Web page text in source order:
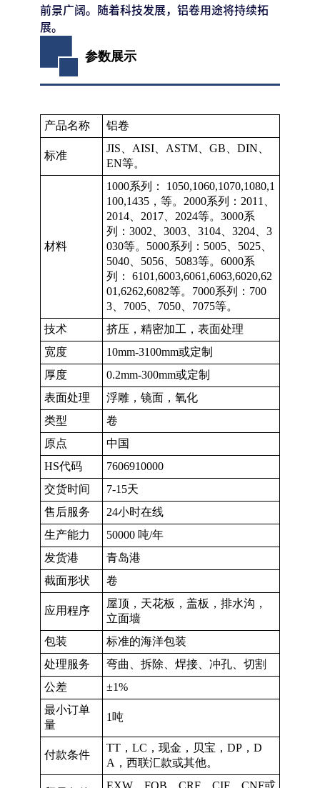
前景广阔。随着科技发展，铝卷用途将持续拓
展。
参数展示
产品名称 铝卷
标准
JIS、AISI、ASTM、GB、DIN、
EN等。
材料
1000系列： 1050,1060,1070,1080,1
100,1435，等。2000系列：2011、
2014、2017、2024等。3000系
列：3002、3003、3104、3204、3
030等。5000系列：5005、5025、
5040、5056、5083等。6000系
列： 6101,6003,6061,6063,6020,62
01,6262,6082等。7000系列：700
3、7005、7050、7075等。
技术
挤压，精密加工，表面处理
宽度
10mm-3100mm或定制
厚度
0.2mm-300mm或定制
表面处理
浮雕，镜面，氧化
类型
卷
原点
中国
HS代码
7606910000
交货时间
7-15天
售后服务
24小时在线
生产能力
50000 吨/年
发货港
青岛港
截面形状
卷
应用程序
屋顶，天花板，盖板，排水沟，
立面墙
包装
标准的海洋包装
处理服务
弯曲、拆除、焊接、冲孔、切割
公差
±1%
最小订单
量
1吨
付款条件
TT，LC，现金，贝宝，DP，D
A，西联汇款或其他。